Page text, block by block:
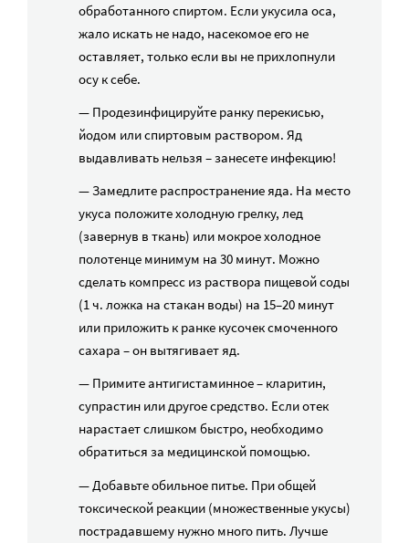
обработанного спиртом. Если укусила оса,
жало искать не надо, насекомое его не
оставляет, только если вы не прихлопнули
осу к себе.
— Продезинфицируйте ранку перекисью,
йодом или спиртовым раствором. Яд
выдавливать нельзя – занесете инфекцию!
— Замедлите распространение яда. На место
укуса положите холодную грелку, лед
(завернув в ткань) или мокрое холодное
полотенце минимум на 30 минут. Можно
сделать компресс из раствора пищевой соды
(1 ч. ложка на стакан воды) на 15–20 минут
или приложить к ранке кусочек смоченного
сахара – он вытягивает яд.
— Примите антигистаминное – кларитин,
супрастин или другое средство. Если отек
нарастает слишком быстро, необходимо
обратиться за медицинской помощью.
— Добавьте обильное питье. При общей
токсической реакции (множественные укусы)
пострадавшему нужно много пить. Лучше